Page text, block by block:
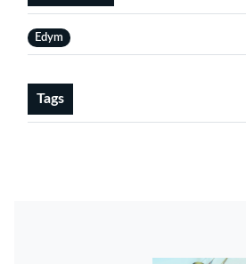
Edym
Tags